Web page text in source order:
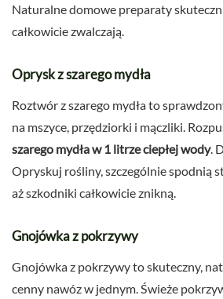
Naturalne domowe preparaty
całkowicie zwalczają.
Oprysk z szarego mydła
Roztwór z szarego mydła to
na mszyce, przędziorki i mączliki.
szarego mydła w 1 litrze ciepłej wody.
Opryskuj rośliny, szczególnie spodnią
aż szkodniki całkowicie znikną.
Gnojówka z pokrzywy
Gnojówka z pokrzywy to skuteczny,
cenny nawóz w jednym. Świeże